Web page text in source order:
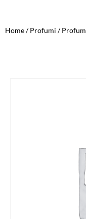
Home/Profumi /